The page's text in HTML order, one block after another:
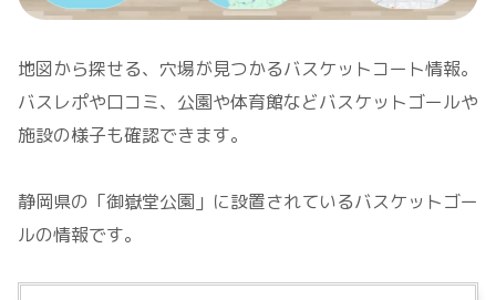
地図から探せる、穴場が見つかるバスケットコート情報。
バスレポや口コミ、公園や体育館などバスケットゴールや
施設の様子も確認できます。
静岡県の「御嶽堂公園」に設置されているバスケットゴー
ルの情報です。